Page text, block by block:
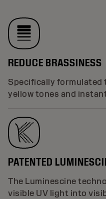
REDUCE BRASSINESS
Specifically formulated
yellow tones and
PATENTED
The Luminescine
visible UV light into